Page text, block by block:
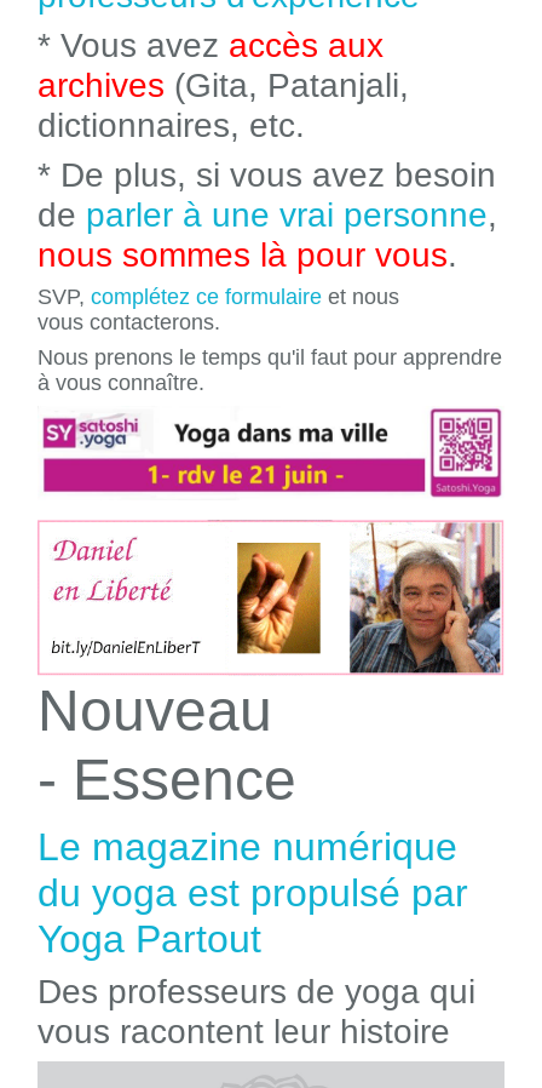
* Vous avez accès aux
archives (Gita, Patanjali,
dictionnaires, etc.
* De plus, si vous avez besoin
de parler à une vrai personne,
nous sommes là pour vous.
SVP, complétez ce formulaire et nous
vous contacterons.
Nous prenons le temps qu'il faut pour apprendre
à vous connaître.
Nouveau
- Essence
Le magazine numérique
du yoga est propulsé par
Yoga Partout
Des professeurs de yoga qui
vous racontent leur histoire